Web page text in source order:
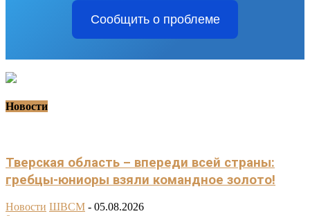
Сообщить о проблеме
Новости
Тверская область – впереди всей страны:
гребцы-юниоры взяли командное золото!
Новости ШВСМ - 05.08.2026